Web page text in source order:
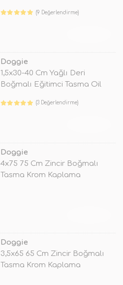
(9 Değerlendirme)
Doggie
1,5x30-40 Cm Yağlı Deri
Boğmalı Eğitimci Tasma Oil
(3 Değerlendirme)
Doggie
4x75 75 Cm Zincir Boğmalı
Tasma Krom Kaplama
Doggie
3,5x65 65 Cm Zincir Boğmalı
Tasma Krom Kaplama